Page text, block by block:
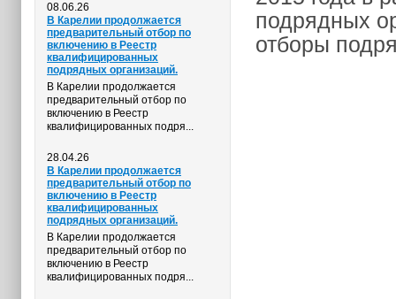
08.06.26
В Карелии продолжается
предварительный отбор по
включению в Реестр
квалифицированных
подрядных организаций.
В Карелии продолжается
предварительный отбор по
включению в Реестр
квалифицированных подря...
28.04.26
В Карелии продолжается
предварительный отбор по
включению в Реестр
квалифицированных
подрядных организаций.
В Карелии продолжается
предварительный отбор по
включению в Реестр
квалифицированных подря...
подрядных
отборы